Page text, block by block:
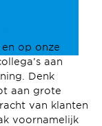
op onze
aan
Denk
aan grote
van klanten
voornamelijk